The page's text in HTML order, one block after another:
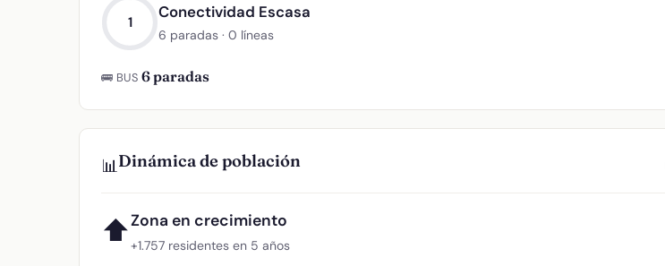
1
Conectividad Escasa
6 paradas · 0 líneas
🚌 BUS 6 paradas
📊Dinámica de población
⬆Zona en crecimiento
+1.757 residentes en 5 años